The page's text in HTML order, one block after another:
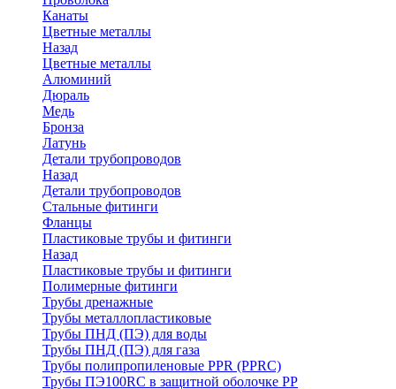
Канаты
Цветные металлы
Назад
Цветные металлы
Алюминий
Дюраль
Медь
Бронза
Латунь
Детали трубопроводов
Назад
Детали трубопроводов
Стальные фитинги
Фланцы
Пластиковые трубы и фитинги
Назад
Пластиковые трубы и фитинги
Полимерные фитинги
Трубы дренажные
Трубы металлопластиковые
Трубы ПНД (ПЭ) для воды
Трубы ПНД (ПЭ) для газа
Трубы полипропиленовые PPR (PPRC)
Трубы ПЭ100RC в защитной оболочке PP